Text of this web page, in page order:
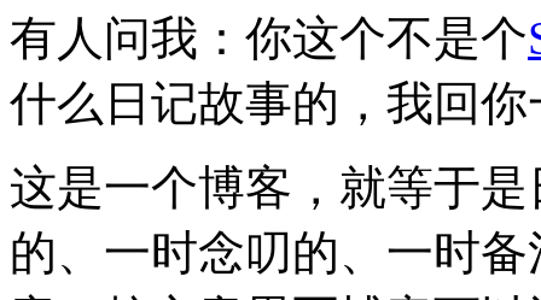
有人问我：你这个不是个
什么日记故事的，我回
这是一个博客，就等于
的、一时念叨的、一时